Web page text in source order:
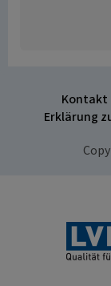
Kontakt
Erklärung